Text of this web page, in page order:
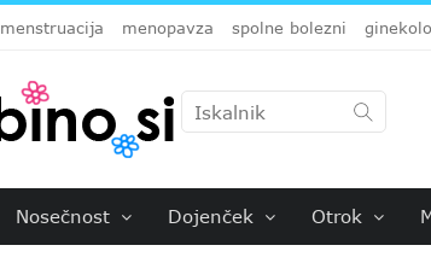
menstruacija menopavza spolne bolezni
Nosečnost Dojenček Otrok